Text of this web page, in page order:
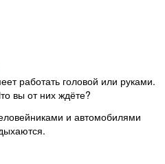
работать головой или руками.
вы от них ждёте?
и автомобилями